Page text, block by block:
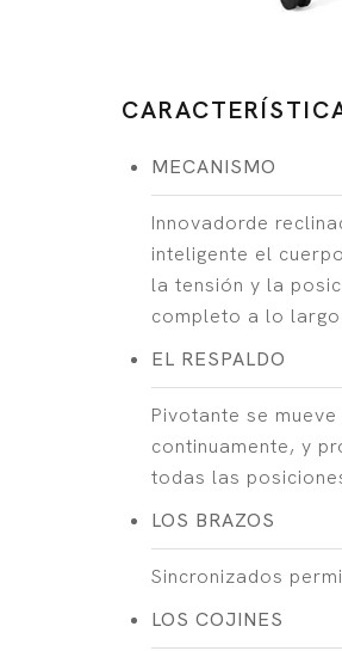
MECANISMO
Innovadorde
inteligente el
la tensión y la
completo a lo
EL RESPALDO
Pivotante se
continuamente, y
todas las
LOS BRAZOS
Sincronizados
LOS COJINES